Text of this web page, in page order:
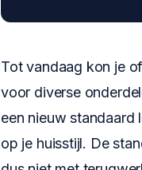
Tot vandaag kon je
voor diverse
een nieuw
op je huisstijl. De